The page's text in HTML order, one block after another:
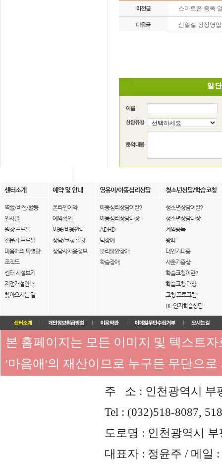
스마트폰 중독
삼일절 정상영
센터소개 예약 및 안내 영유아/아동심리상담 청소년상담/학습코칭
역할/비전/활동
인사말
원장 프로필
전문가 프로필
마음애의 특별함
조직도
센터 시설보기
지점개설안내
찾아오시는 길
온라인예약
예약확인
이용/비용안내
상담/코칭 절차
상담사채용정보
아동심리상담이란?
아동심리상담대상
ADHD
틱장애
분리불안장애
학습장애
청소년상담이란?
청소년상담대상
게임중독
왕따
대인기피증
사춘기증상
학습코칭이란?
학습코칭 대상
코칭 프로그램
FIE 인지학습상담
본 홈페이지는 모든 이미지 및 텍스트
'마음애'의 재산이므로 누구든 무단으
주 소 : 인천광역시 부
Tel : (032)518-8087,
도로명 : 인천광역시
대표자 : 정윤주 / 메일 :